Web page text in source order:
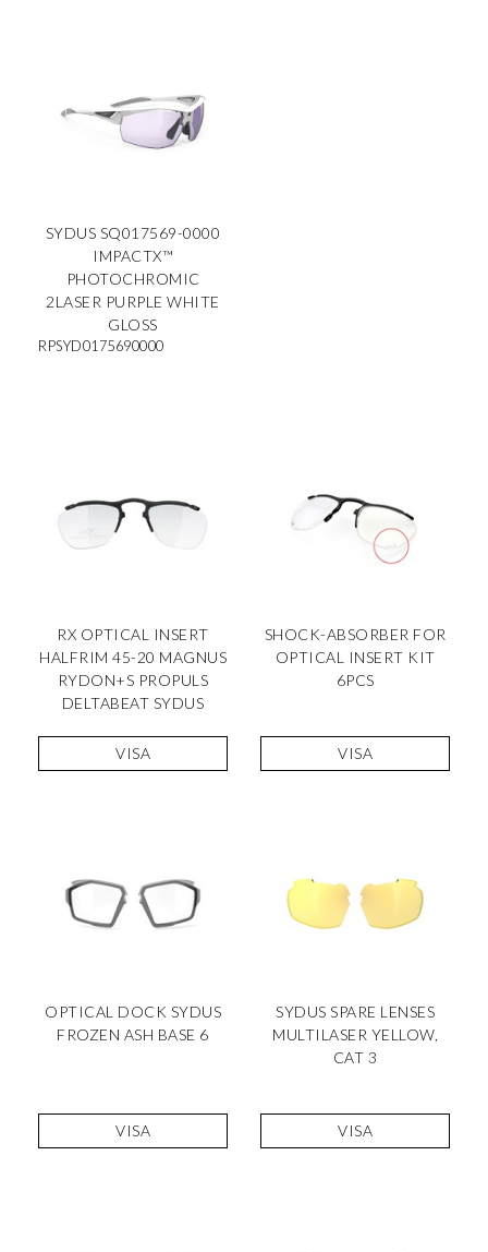
SYDUS SQ017569-0000
IMPACTX™
PHOTOCHROMIC
2LASER PURPLE WHITE
GLOSS
RPSYD0175690000
RX OPTICAL INSERT
HALFRIM 45-20 MAGNUS
RYDON+S PROPULS
DELTABEAT SYDUS
VISA
SHOCK-ABSORBER FOR
OPTICAL INSERT KIT
6PCS
VISA
OPTICAL DOCK SYDUS
FROZEN ASH BASE 6
VISA
SYDUS SPARE LENSES
MULTILASER YELLOW,
CAT 3
VISA